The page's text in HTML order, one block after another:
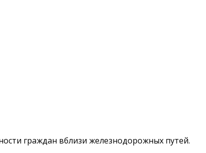
граждан вблизи железнодорожных путей.